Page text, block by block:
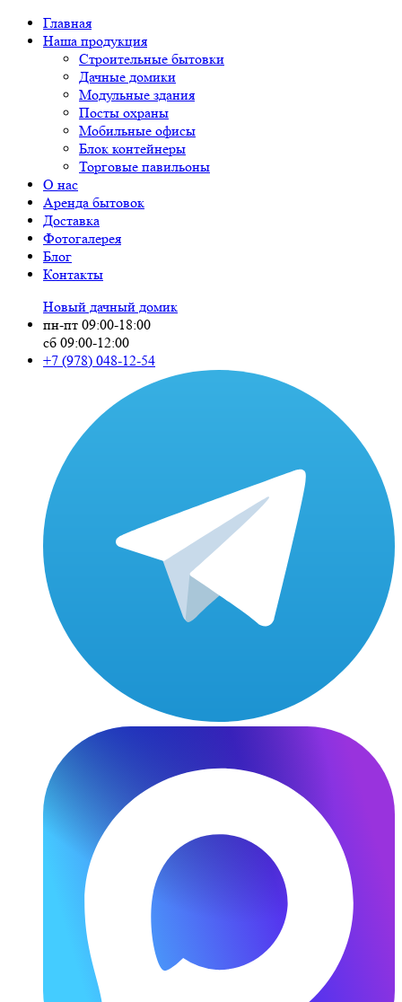
Главная
Наша продукция
Строительные бытовки
Дачные домики
Модульные здания
Посты охраны
Мобильные офисы
Блок контейнеры
Торговые павильоны
О нас
Аренда бытовок
Доставка
Фотогалерея
Блог
Контакты
Новый дачный домик
пн-пт 09:00-18:00
сб 09:00-12:00
+7 (978) 048-12-54